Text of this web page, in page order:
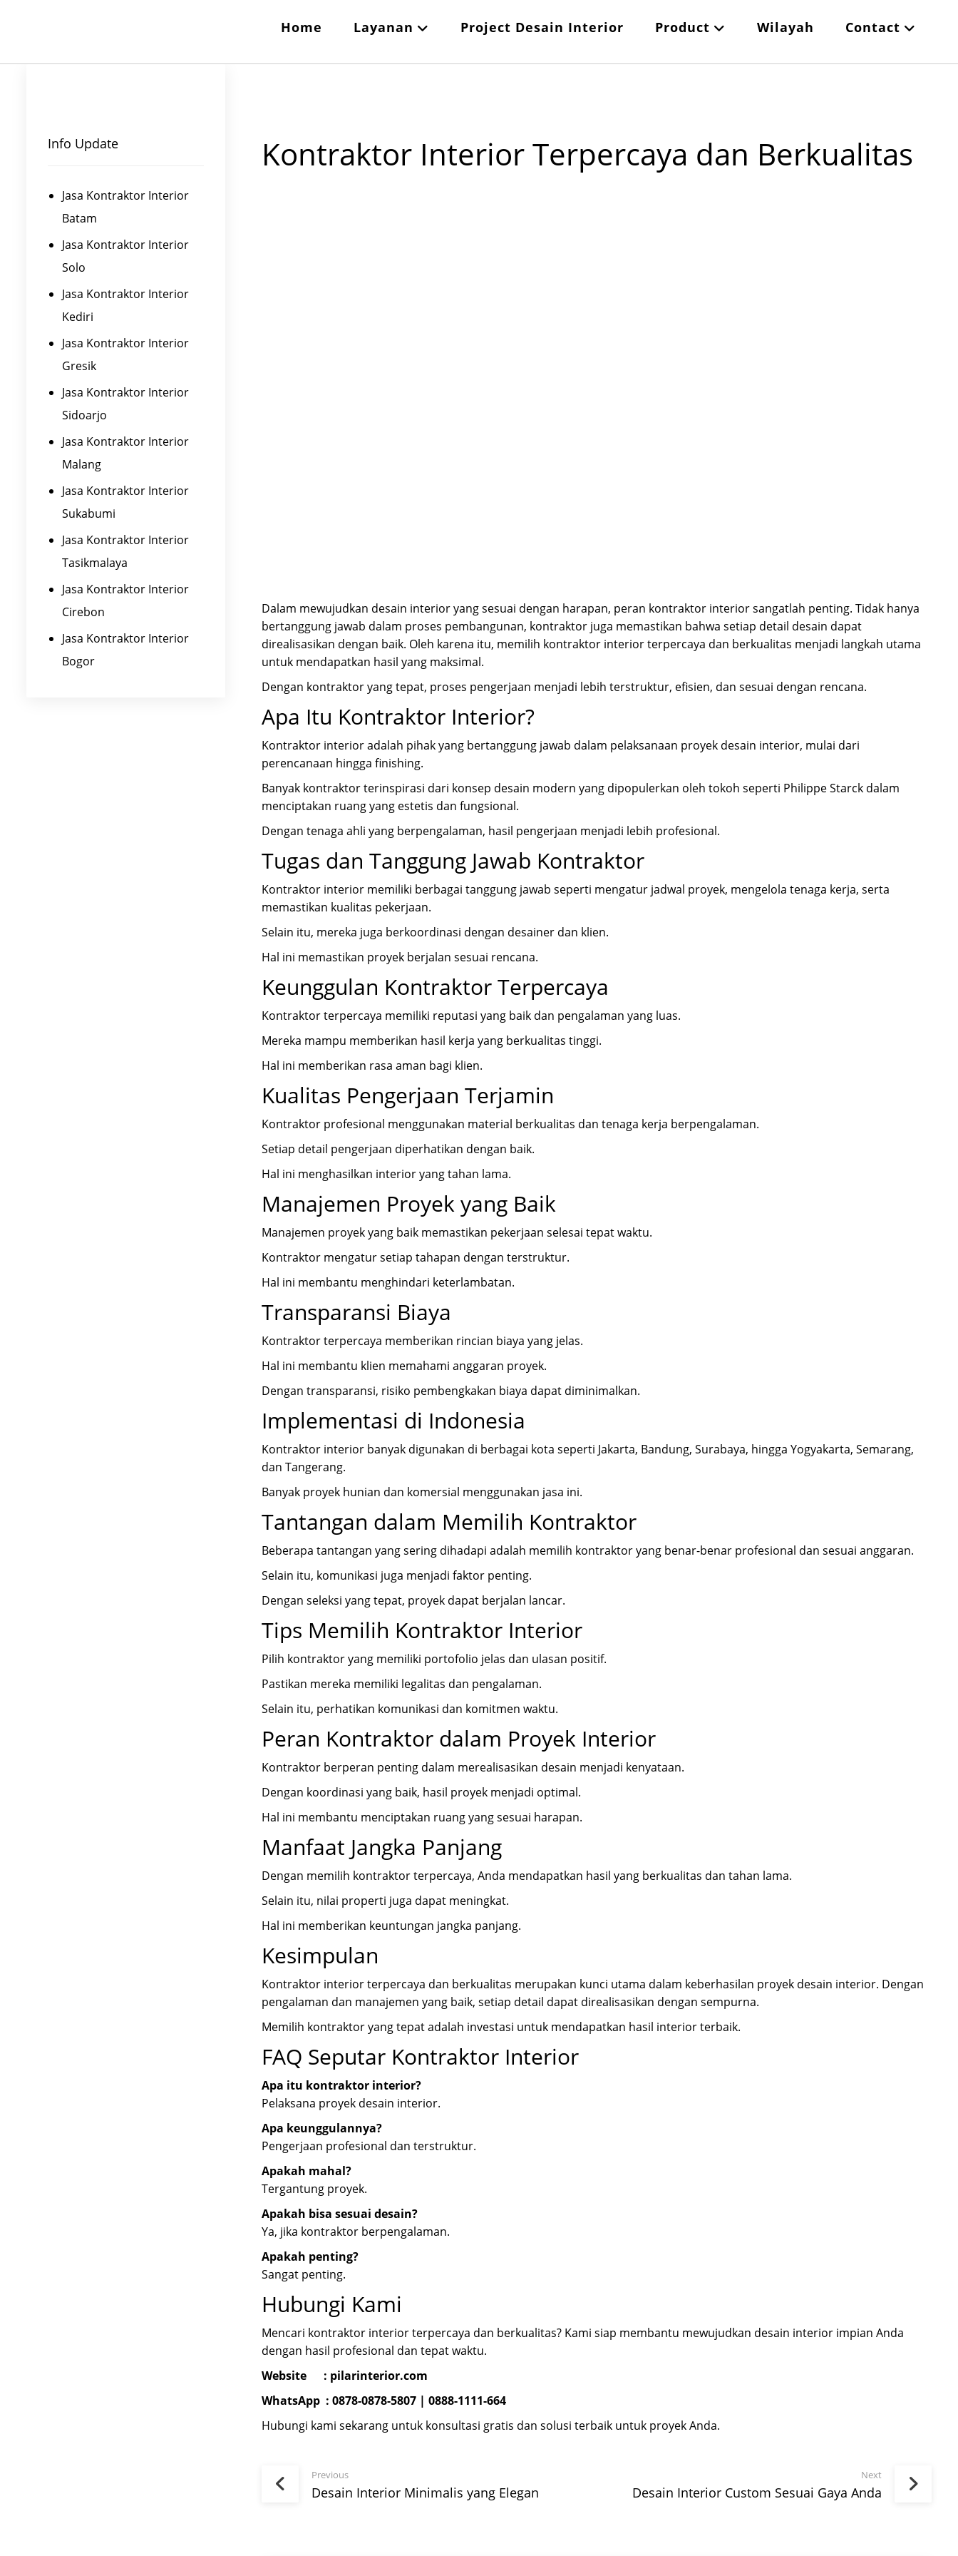
Home Layanan Project Desain Interior Product Wilayah Contact
Kontraktor Interior Terpercaya dan Berkualitas
Dalam mewujudkan desain interior yang sesuai dengan harapan, peran kontraktor interior sangatlah penting. Tidak hanya
bertanggung jawab dalam proses pembangunan, kontraktor juga memastikan bahwa setiap detail desain dapat
direalisasikan dengan baik. Oleh karena itu, memilih kontraktor interior terpercaya dan berkualitas menjadi langkah utama
untuk mendapatkan hasil yang maksimal.
Dengan kontraktor yang tepat, proses pengerjaan menjadi lebih terstruktur, efisien, dan sesuai dengan rencana.
Apa Itu Kontraktor Interior?
Kontraktor interior adalah pihak yang bertanggung jawab dalam pelaksanaan proyek desain interior, mulai dari
perencanaan hingga finishing.
Banyak kontraktor terinspirasi dari konsep desain modern yang dipopulerkan oleh tokoh seperti Philippe Starck dalam
menciptakan ruang yang estetis dan fungsional.
Dengan tenaga ahli yang berpengalaman, hasil pengerjaan menjadi lebih profesional.
Tugas dan Tanggung Jawab Kontraktor
Kontraktor interior memiliki berbagai tanggung jawab seperti mengatur jadwal proyek, mengelola tenaga kerja, serta
memastikan kualitas pekerjaan.
Selain itu, mereka juga berkoordinasi dengan desainer dan klien.
Hal ini memastikan proyek berjalan sesuai rencana.
Keunggulan Kontraktor Terpercaya
Kontraktor terpercaya memiliki reputasi yang baik dan pengalaman yang luas.
Mereka mampu memberikan hasil kerja yang berkualitas tinggi.
Hal ini memberikan rasa aman bagi klien.
Kualitas Pengerjaan Terjamin
Kontraktor profesional menggunakan material berkualitas dan tenaga kerja berpengalaman.
Setiap detail pengerjaan diperhatikan dengan baik.
Hal ini menghasilkan interior yang tahan lama.
Manajemen Proyek yang Baik
Manajemen proyek yang baik memastikan pekerjaan selesai tepat waktu.
Kontraktor mengatur setiap tahapan dengan terstruktur.
Hal ini membantu menghindari keterlambatan.
Transparansi Biaya
Kontraktor terpercaya memberikan rincian biaya yang jelas.
Hal ini membantu klien memahami anggaran proyek.
Dengan transparansi, risiko pembengkakan biaya dapat diminimalkan.
Implementasi di Indonesia
Kontraktor interior banyak digunakan di berbagai kota seperti Jakarta, Bandung,Surabaya, hinggaYogyakarta,Semarang,
danTangerang.
Banyak proyek hunian dan komersial menggunakan jasa ini.
Tantangan dalam Memilih Kontraktor
Beberapa tantangan yang sering dihadapi adalah memilih kontraktor yang benar-benar profesional dan sesuai anggaran.
Selain itu, komunikasi juga menjadi faktor penting.
Dengan seleksi yang tepat, proyek dapat berjalan lancar.
Tips Memilih Kontraktor Interior
Pilih kontraktor yang memiliki portofolio jelas dan ulasan positif.
Pastikan mereka memiliki legalitas dan pengalaman.
Selain itu, perhatikan komunikasi dan komitmen waktu.
Peran Kontraktor dalam Proyek Interior
Kontraktor berperan penting dalam merealisasikan desain menjadi kenyataan.
Dengan koordinasi yang baik, hasil proyek menjadi optimal.
Hal ini membantu menciptakan ruang yang sesuai harapan.
Manfaat Jangka Panjang
Dengan memilih kontraktor terpercaya, Anda mendapatkan hasil yang berkualitas dan tahan lama.
Selain itu, nilai properti juga dapat meningkat.
Hal ini memberikan keuntungan jangka panjang.
Kesimpulan
Kontraktor interior terpercaya dan berkualitas merupakan kunci utama dalam keberhasilan proyek desain interior. Dengan
pengalaman dan manajemen yang baik, setiap detail dapat direalisasikan dengan sempurna.
Memilih kontraktor yang tepat adalah investasi untuk mendapatkan hasil interior terbaik.
FAQ Seputar Kontraktor Interior
Apa itu kontraktor interior?
Pelaksana proyek desain interior.
Apa keunggulannya?
Pengerjaan profesional dan terstruktur.
Apakah mahal?
Tergantung proyek.
Apakah bisa sesuai desain?
Ya, jika kontraktor berpengalaman.
Apakah penting?
Sangat penting.
Hubungi Kami
Mencari kontraktor interior terpercaya dan berkualitas? Kami siap membantu mewujudkan desain interior impian Anda
dengan hasil profesional dan tepat waktu.
Website : pilarinterior.com
WhatsApp : 0878-0878-5807 |0888-1111-664
Hubungi kami sekarang untuk konsultasi gratis dan solusi terbaik untuk proyek Anda.
Previous
Desain Interior Minimalis yang Elegan
Next
Desain Interior Custom Sesuai Gaya Anda
Info Update
Jasa Kontraktor Interior
Batam
Jasa Kontraktor Interior
Solo
Jasa Kontraktor Interior
Kediri
Jasa Kontraktor Interior
Gresik
Jasa Kontraktor Interior
Sidoarjo
Jasa Kontraktor Interior
Malang
Jasa Kontraktor Interior
Sukabumi
Jasa Kontraktor Interior
Tasikmalaya
Jasa Kontraktor Interior
Cirebon
Jasa Kontraktor Interior
Bogor